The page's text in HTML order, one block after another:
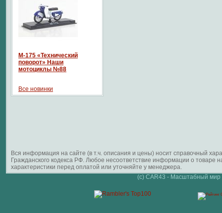
М-175 «Технический
поворот» Наши
мотоциклы №88
Все новинки
Вся информация на сайте (в т.ч. описания и цены) носит справочный
Гражданского кодекса РФ. Любое несоответствие информации о
характеристики перед оплатой или уточняйте у менеджера.
(c) CAR43 - Масштабный мир